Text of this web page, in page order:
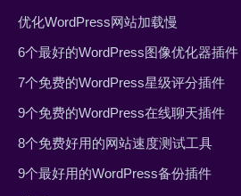
优化WordPress网站加载慢
6个最好的WordPress图像优化器插件
7个免费的WordPress星级评分插件
9个免费的WordPress在线聊天插件
8个免费好用的网站速度测试工具
9个最好用的WordPress备份插件